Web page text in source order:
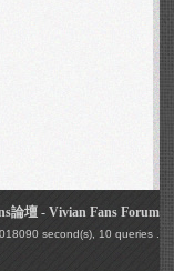
論壇 - Vivian Fans Forum
second(s), 10 queries .